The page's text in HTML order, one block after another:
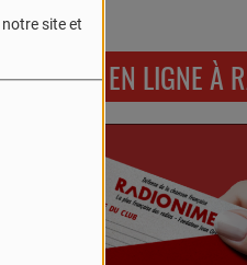
site et
ADHÉRER EN LIGNE À